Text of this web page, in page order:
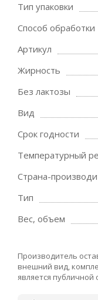
Тип упаковки
Способ обработки
Артикул
Жирность
Без лактозы
Вид
Срок годности
Температурный
Страна-
Тип
Вес, объем
Производитель
внешний вид,
является публичной